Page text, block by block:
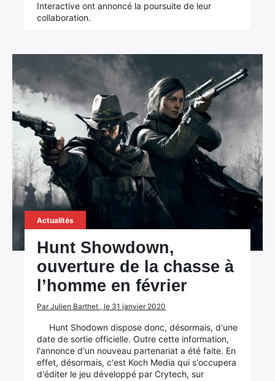
Interactive ont annoncé la poursuite de leur
collaboration.
Actualités
Hunt Showdown,
ouverture de la chasse à
l’homme en février
Par Julien Barthet , le 31 janvier 2020
Hunt Shodown dispose donc, désormais, d'une
date de sortie officielle. Outre cette information,
l'annonce d'un nouveau partenariat a été faite. En
effet, désormais, c'est Koch Media qui s'occupera
d'éditer le jeu développé par Crytech, sur